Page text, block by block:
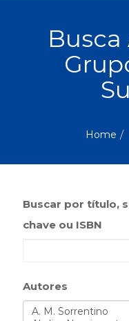
Administração,
Humanos
Biografias,
Ciências
Sociais
PROMOÇÕES
PROFESSORES
Home
Buscar por título,
chave ou ISBN
Autores